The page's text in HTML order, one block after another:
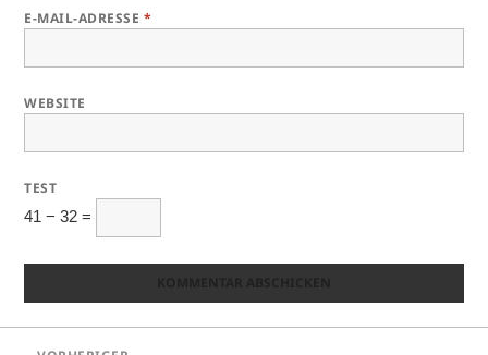
E-MAIL-ADRESSE *
WEBSITE
TEST
41 − 32 =
Beitragsnavigation